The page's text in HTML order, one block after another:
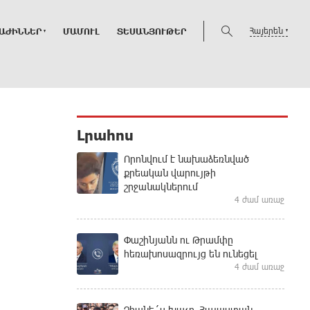
ՄԱՄՈՒԼ ՏԵՍԱՆՅՈՒԹԵՐ Հայերեն
Լրահոս
Որոնվում է նախաձեռնված
քրեական վարույթի
շրջանակներում
4 ժամ առաջ
Փաշինյանն ու Թրամփը
հեռախոսազրույց են ունեցել
4 ժամ առաջ